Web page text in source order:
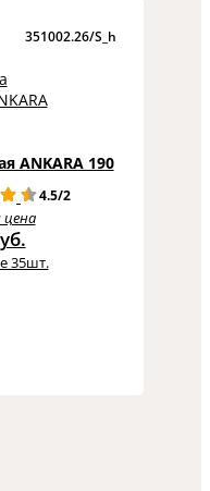
351002.26/S_h
ANKARA 190
4.5/2
35шт.